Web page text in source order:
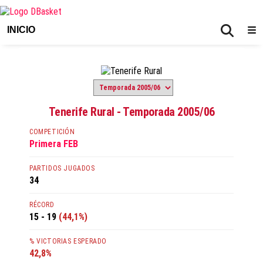
INICIO
Tenerife Rural - Temporada 2005/06
COMPETICIÓN
Primera FEB
PARTIDOS JUGADOS
34
RÉCORD
15 - 19 (44,1%)
% VICTORIAS ESPERADO
42,8%